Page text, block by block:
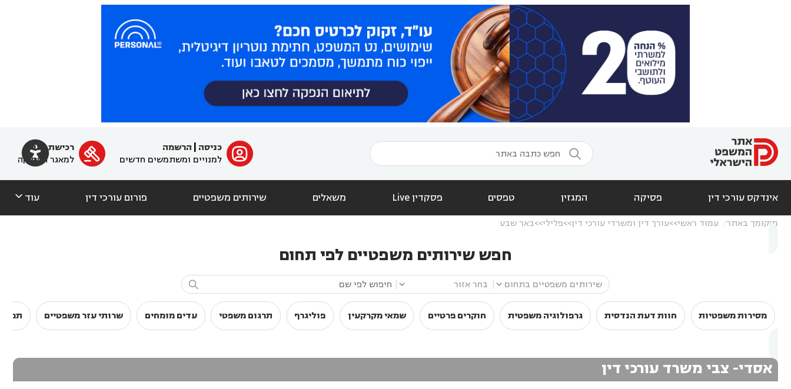
  ﱐ כניסה
הרשמה
למנויים ומשתמשים חדשים

רכישת מנוי
למאגר הפסיקה
אינדקס עורכי דין פסיקה המגזין טפסים פסקדין Live משאלים שירותים משפטיים פורום עורכי דין עוד 
מיקומך באתר: עמוד ראשי עורך דין ומשרדי עורכי דין פלילי באר שבע
חפש שירותים משפטיים לפי תחום

מסירות משפטיות חוות דעת הנדסית גרפולוגיה משפטית חוקרים פרטיים שמאי מקרקעין פוליגרף תרגום משפטי עדים מומחים שרותי עזר משפטיים
אסדי- צבי משרד עורכי דין